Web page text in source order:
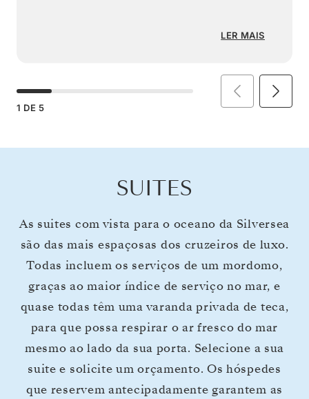
LER MAIS
1 DE 5
SUITES
As suites com vista para o oceano da Silversea
são das mais espaçosas dos cruzeiros de luxo.
Todas incluem os serviços de um mordomo,
graças ao maior índice de serviço no mar, e
quase todas têm uma varanda privada de teca,
para que possa respirar o ar fresco do mar
mesmo ao lado da sua porta. Selecione a sua
suite e solicite um orçamento. Os hóspedes
que reservem antecipadamente garantem as